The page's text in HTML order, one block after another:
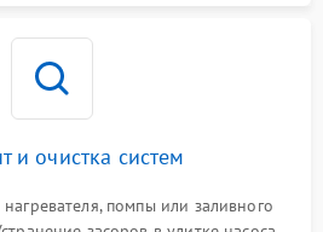
и очистка систем
помпы или заливного